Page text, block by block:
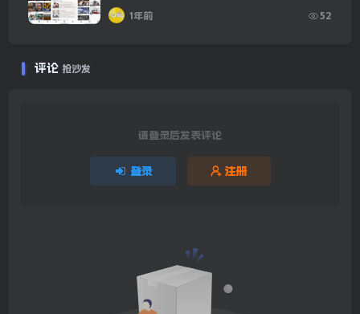
1年前 52
评论 抢沙发
请登录后发表评论
登录 注册